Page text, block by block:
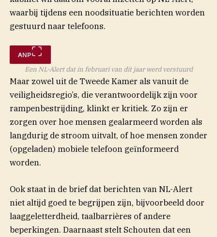
waarbij tijdens een noodsituatie berichten worden
gestuurd naar telefoons.
ANP
Een NL-Alert dat in februari van dit jaar werd verstuurd
Maar zowel uit de Tweede Kamer als vanuit de
veiligheidsregio’s, die verantwoordelijk zijn voor
rampenbestrijding, klinkt er kritiek. Zo zijn er
zorgen over hoe mensen gealarmeerd worden als
langdurig de stroom uitvalt, of hoe mensen zonder
(opgeladen) mobiele telefoon geïnformeerd
worden.
Ook staat in de brief dat berichten van NL-Alert
niet altijd goed te begrijpen zijn, bijvoorbeeld door
laaggeletterdheid, taalbarrières of andere
beperkingen. Daarnaast stelt Schouten dat een